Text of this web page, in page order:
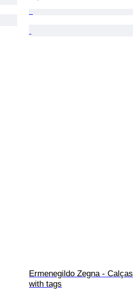
Ermenegildo Zegna -
with tags